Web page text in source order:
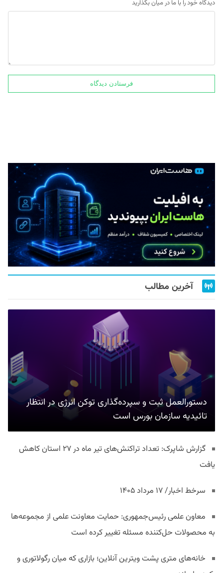
دیدگاه خود را با ما در میان بگذارید
آخرین مطالب
دستورالعمل ثبت و سپرده‌گذاری توکن انرژی در انتظار
تائیدیه سازمان بورس است
گزارش شاپرک: تعداد تراکنش‌های تیر ماه در ۲۷ استان‌ کاهش
یافت
سرخط اخبار/ ۱۷ مرداد ۱۴۰۵
معاون علمی رئیس‌جمهوری: حمایت معاونت علمی از مجموعه‌ها
به محصولات حل‌کننده مسئله تغییر کرده است
خانه‌های متری پشت ویترین آنلاین؛ بازاری که میان رگولاتوری و